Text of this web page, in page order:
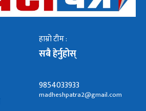
हाम्रो टीम :
सबै हेर्नुहोस्
9854033933
madheshpatra2@gmail.com